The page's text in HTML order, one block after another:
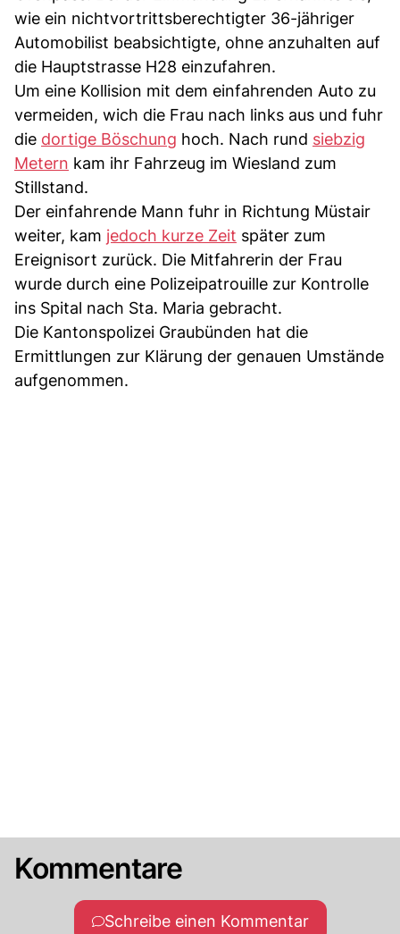
wie ein nichtvortrittsberechtigter 36-jähriger
Automobilist beabsichtigte, ohne anzuhalten auf
die Hauptstrasse H28 einzufahren.
Um eine Kollision mit dem einfahrenden Auto zu
vermeiden, wich die Frau nach links aus und fuhr
die dortige Böschung hoch. Nach rund siebzig
Metern kam ihr Fahrzeug im Wiesland zum
Stillstand.
Der einfahrende Mann fuhr in Richtung Müstair
weiter, kam jedoch kurze Zeit später zum
Ereignisort zurück. Die Mitfahrerin der Frau
wurde durch eine Polizeipatrouille zur Kontrolle
ins Spital nach Sta. Maria gebracht.
Die Kantonspolizei Graubünden hat die
Ermittlungen zur Klärung der genauen Umstände
aufgenommen.
Kommentare
Schreibe einen Kommentar